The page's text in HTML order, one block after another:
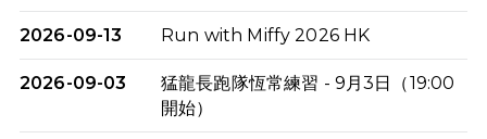
2026-09-13 Run with Miffy 2026 HK
2026-09-03
猛龍長跑隊恆常練習 - 9月3日（19:00
開始）